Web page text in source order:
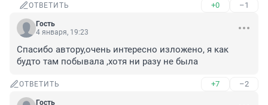
ОТВЕТИТЬ +0 –1
Гость
4 января, 19:23
Спасибо автору,очень интересно изложено, я как
будто там побывала ,хотя ни разу не была
ОТВЕТИТЬ +7 –2
Гость